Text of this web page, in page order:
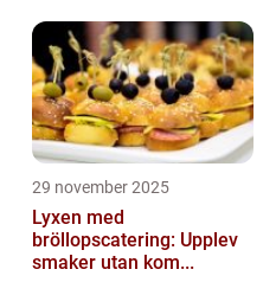
29 november 2025
Lyxen med
bröllopscatering: Upplev
smaker utan kom...